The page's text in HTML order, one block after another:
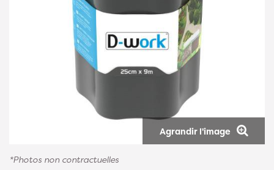
Agrandir l'image
*Photos non contractuelles